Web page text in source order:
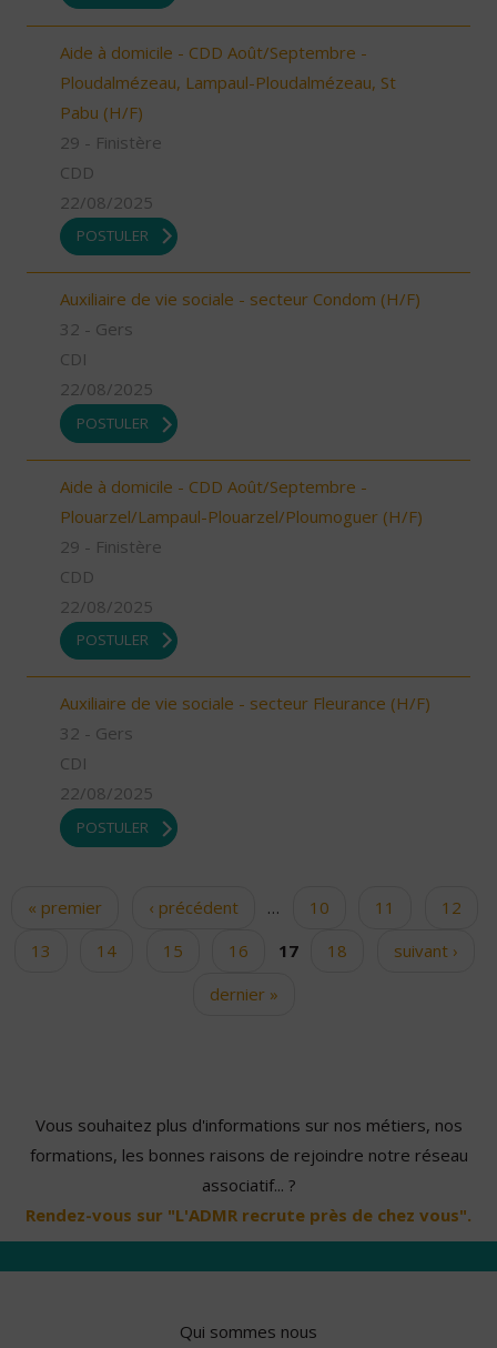
Aide à domicile - CDD Août/Septembre -
Ploudalmézeau, Lampaul-Ploudalmézeau, St
Pabu (H/F)
29 - Finistère
CDD
22/08/2025
POSTULER
Auxiliaire de vie sociale - secteur Condom (H/F)
32 - Gers
CDI
22/08/2025
POSTULER
Aide à domicile - CDD Août/Septembre -
Plouarzel/Lampaul-Plouarzel/Ploumoguer (H/F)
29 - Finistère
CDD
22/08/2025
POSTULER
Auxiliaire de vie sociale - secteur Fleurance (H/F)
32 - Gers
CDI
22/08/2025
POSTULER
Pages
« premier ‹ précédent … 10 11
12
13
14 15 16 17 18
suivant ›
dernier »
Vous souhaitez plus d'informations sur nos métiers, nos
formations, les bonnes raisons de rejoindre notre réseau
associatif... ?
Rendez-vous sur "L'ADMR recrute près de chez vous".
Qui sommes nous